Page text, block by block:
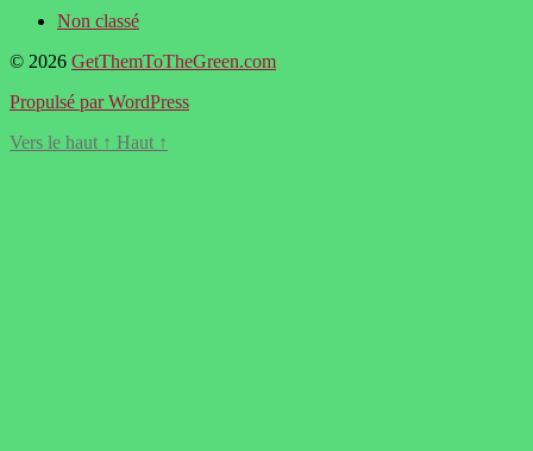
Non classé
© 2026 GetThemToTheGreen.com
Propulsé par WordPress
Vers le haut ↑ Haut ↑